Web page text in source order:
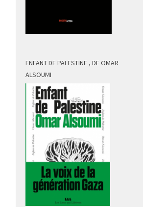
ENFANT DE PALESTINE , DE OMAR
ALSOUMI